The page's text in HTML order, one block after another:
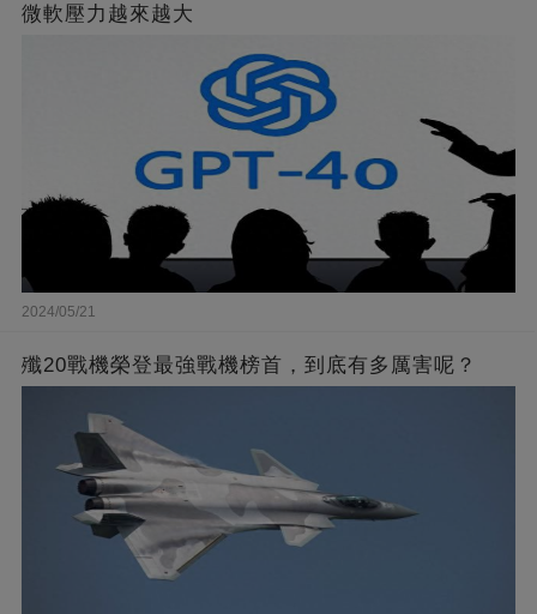
微軟壓力越來越大
2024/05/21
殲20戰機榮登最強戰機榜首，到底有多厲害呢？